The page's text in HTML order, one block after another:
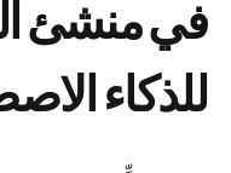
في منشئ
للذكاء